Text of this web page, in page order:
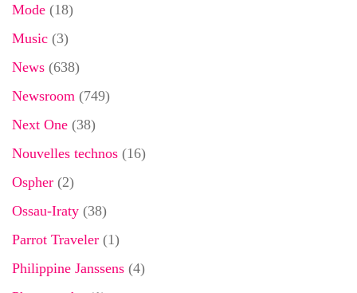
Mode (18)
Music (3)
News (638)
Newsroom (749)
Next One (38)
Nouvelles technos (16)
Ospher (2)
Ossau-Iraty (38)
Parrot Traveler (1)
Philippine Janssens (4)